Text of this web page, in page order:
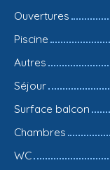
Ouvertures
Piscine
Autres
Séjour
Surface balcon
Chambres
WC